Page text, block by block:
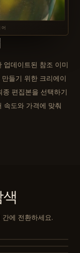
업데이트된 참조 이미
들기 위한 크리에이
종 편집본을 선택하기
속도와 가격에 맞춰
에 전환하세요.